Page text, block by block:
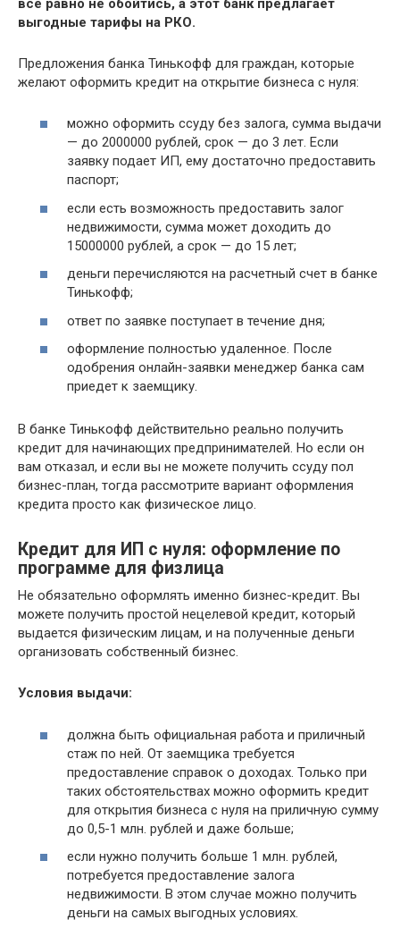
все равно не обойтись, а этот банк предлагает
выгодные тарифы на РКО.
Предложения банка Тинькофф для граждан, которые
желают оформить кредит на открытие бизнеса с нуля:
можно оформить ссуду без залога, сумма выдачи
— до 2000000 рублей, срок — до 3 лет. Если
заявку подает ИП, ему достаточно предоставить
паспорт;
если есть возможность предоставить залог
недвижимости, сумма может доходить до
15000000 рублей, а срок — до 15 лет;
деньги перечисляются на расчетный счет в банке
Тинькофф;
ответ по заявке поступает в течение дня;
оформление полностью удаленное. После
одобрения онлайн-заявки менеджер банка сам
приедет к заемщику.
В банке Тинькофф действительно реально получить
кредит для начинающих предпринимателей. Но если он
вам отказал, и если вы не можете получить ссуду пол
бизнес-план, тогда рассмотрите вариант оформления
кредита просто как физическое лицо.
Кредит для ИП с нуля: оформление по
программе для физлица
Не обязательно оформлять именно бизнес-кредит. Вы
можете получить простой нецелевой кредит, который
выдается физическим лицам, и на полученные деньги
организовать собственный бизнес.
Условия выдачи:
должна быть официальная работа и приличный
стаж по ней. От заемщика требуется
предоставление справок о доходах. Только при
таких обстоятельствах можно оформить кредит
для открытия бизнеса с нуля на приличную сумму
до 0,5-1 млн. рублей и даже больше;
если нужно получить больше 1 млн. рублей,
потребуется предоставление залога
недвижимости. В этом случае можно получить
деньги на самых выгодных условиях.